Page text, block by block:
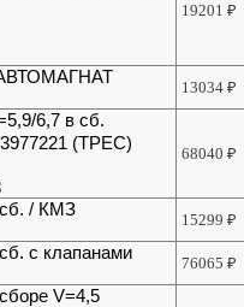
19201₽
АВТОМАГНАТ
13034₽
6,7 в сб.
(ТРЕС)
68040₽
сб. / КМЗ
15299₽
с клапанами
76065₽
V=4,5